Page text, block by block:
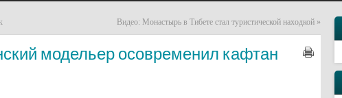
Видео: Монастырь в Тибете стал туристической находкой »
модельер осовременил кафтан